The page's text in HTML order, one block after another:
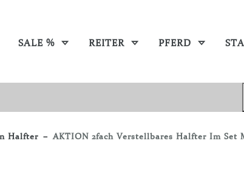
SALE % REITER PFERD
Halfter AKTION 2fach Verstellbares Halfter Im Set